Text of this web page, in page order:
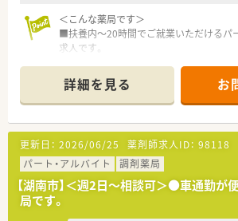
＜こんな薬局です＞
■扶養内～20時間でご就業いただけるパ
求人です。
ら40枚ほど応需しています。
■在宅医療にも力を入れており、これから
キルを習得できます。
■社長ご自身も薬剤師であり大変お優し
てお仕事を続けられます！
■滋賀県に3店舗展開している地域密着型
療に不可欠な役割を担っています。
詳細を見る お
更新日： 2026/06/25 薬剤師求人ID： 98118
パート・アルバイト
調剤薬局
【湖南市】＜週2日～相談可＞●車通勤が
局です。